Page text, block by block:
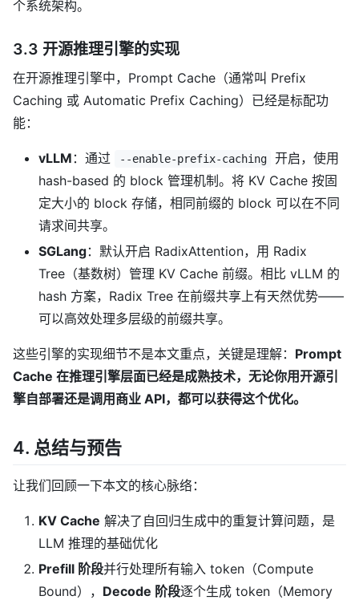
个系统架构。
3.3 开源推理引擎的实现
在开源推理引擎中，Prompt Cache（通常叫 Prefix
Caching 或 Automatic Prefix Caching）已经是标配功
能：
vLLM ：通过 --enable-prefix-caching
开启，使用
hash-based 的 block 管理机制。将 KV Cache 按固
定大小的 block 存储，相同前缀的 block 可以在不同
请求间共享。
SGLang：默认开启 RadixAttention，用 Radix
Tree（基数树）管理 KV Cache 前缀。相比 vLLM 的
hash 方案，Radix Tree 在前缀共享上有天然优势——
可以高效处理多层级的前缀共享。
这些引擎的实现细节不是本文重点，关键是理解： Prompt
Cache 在推理引擎层面已经是成熟技术，无论你用开源引
擎自部署还是调用商业 API，都可以获得这个优化。
4. 总结与预告
让我们回顾一下本文的核心脉络：
KV Cache 解决了自回归生成中的重复计算问题，是
LLM 推理的基础优化
Prefill 阶段并行处理所有输入 token（Compute
Bound）， Decode 阶段逐个生成 token（Memory